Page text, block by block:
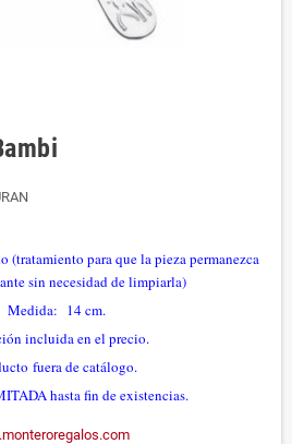
(tratamiento para que la pieza permanezca
sin necesidad de limpiarla)
Medida: 14 cm.
incluida en el precio.
fuera de catálogo.
hasta fin de existencias.